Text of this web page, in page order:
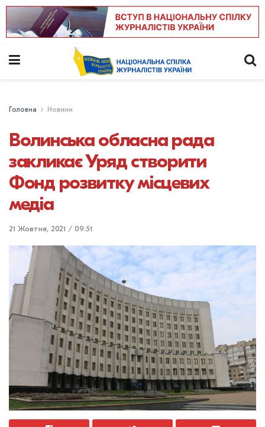
Головна Новини
Волинська обласна рада
закликає Уряд створити
Фонд розвитку місцевих
медіа
21 Жовтня, 2021 / 09:51